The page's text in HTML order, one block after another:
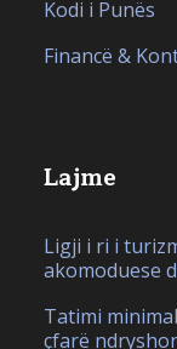
Kodi i Punës
Financë &
Lajme
Ligji i ri i
akomoduese
Tatimi
çfarë